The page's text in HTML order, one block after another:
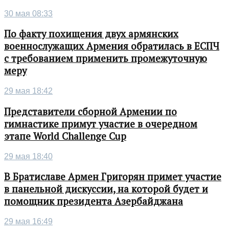
30 мая 08:33
По факту похищения двух армянских
военнослужащих Армения обратилась в ЕСПЧ
с требованием применить промежуточную
меру
29 мая 18:42
Представители сборной Армении по
гимнастике примут участие в очередном
этапе World Challenge Cup
29 мая 18:40
В Братиславе Армен Григорян примет участие
в панельной дискуссии, на которой будет и
помощник президента Азербайджана
29 мая 16:49